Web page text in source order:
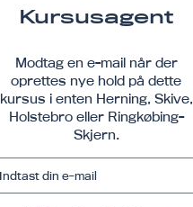
Kursusagent
Modtag en e-mail når der
oprettes nye hold på dette
kursus i enten Herning, Skive,
Holstebro eller Ringkøbing-
Skjern.